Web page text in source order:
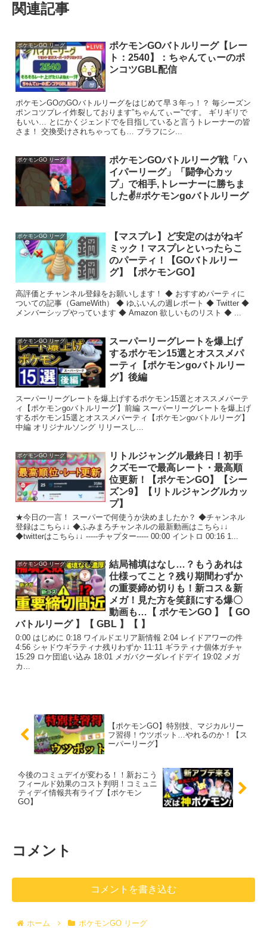
関連記事
ポケモンGO リーグ
ポケモンGOバトルリーグ【レー
ト：2540】：ちゃんてぃーのポ
ンコツGBL配信
ポケモンGOのGOバトルリーグをはじめて早３年っ！？ 毎シーズン
ポンコツプレイ炸裂しております”ちゃんてぃー”です。 ギリギリで
もいい… とにかくジェンドでを目指していると言うトレーナーの皆
さま！ 交換受けされちゃっても… ブラフにシ...
ポケモンGO リーグ
ポケモンGOバトルリーグ戦「ハ
イパーリーグ」「闘争心カッ
プ」で相手,トレーナーに勝ちま
した✌️#ポケモンgoバトルリーグ
ポケモンGO リーグ
【マスプレ】ど安定のはがねギ
ミック！マスプレといったらこ
のパーティ！【GOバトルリー
グ】【ポケモンGO】
高評価とチャンネル登録をお願いします！ ◆ おすすめパーティに
ついての記事（GameWith） ◆ ゆふいんの週レポート ◆ Twitter ◆
メンバーシップやっています ◆ Amazon 欲しいものリスト ◆ ...
ポケモンGO リーグ
スーパーリーグレートを爆上げ
するポケモン15選とオススメパ
ーティ【ポケモンgoバトルリー
グ】後編
スーパーリーグレートを爆上げするポケモン15選とオススメパーテ
ィ【ポケモンgoバトルリーグ】前編 スーパーリーグレートを爆上げ
するポケモン15選とオススメパーティ【ポケモンgoバトルリーグ】
中編 オリジナルソング リリースし...
ポケモンGO リーグ
リトルジャングル最終日！初手
クズモーで最高レート・最高順
位更新！【ポケモンGO】【シー
ズン9】【リトルジャングルカッ
プ】
★今日の一言！ スーパーで何使うか決めましたか？ ◆チャンネル
登録はこちら↓↓ ◆ふみまろチャンネルの最新動画はこちら↓↓
◆twitterはこちら↓↓ -----チャプター----- 00:00 イントロ 00:16 1...
ポケモンGO リーグ
結局補填はなし…？もうあれは
仕様ってこと？残り期間わずか
の重要締め切りも！新コス＆新
メガ！見た方を笑顔にする爆〇
動画も…【 ポケモンGO 】【 GO
バトルリーグ 】【 GBL 】【 】
0:00 はじめに 0:18 ワイルドエリア新情報 2:04 レイドアワーの件
4:56 シャドウギラティナ残りわずか 11:11 ギラティナ個体ガチャ
15:29 ロケ団追い込み 18:01 メガバクーダレイドデイ 19:02 メガ
カ...
【ポケモンGO】特別技、マジカルリー
フ習得！ウツボット…やれるのか！【ス
ーパーリーグ】
今後のコミュデイが変わる！！新おこう
フィールド効果のコスト判明！コミュニ
ティデイ情報共有ライブ【ポケモン
GO】
コメント
コメントを書き込む
ホーム ポケモンGO リーグ